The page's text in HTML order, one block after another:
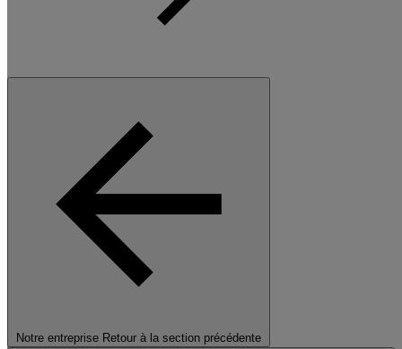
Notre entreprise Retour à la section précédente